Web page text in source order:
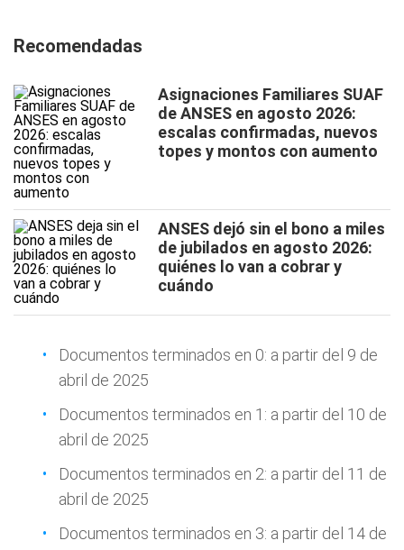
Recomendadas
Asignaciones Familiares SUAF
de ANSES en agosto 2026:
escalas confirmadas, nuevos
topes y montos con aumento
ANSES dejó sin el bono a miles
de jubilados en agosto 2026:
quiénes lo van a cobrar y
cuándo
Documentos terminados en 0: a partir del 9 de
abril de 2025
Documentos terminados en 1: a partir del 10 de
abril de 2025
Documentos terminados en 2: a partir del 11 de
abril de 2025
Documentos terminados en 3: a partir del 14 de